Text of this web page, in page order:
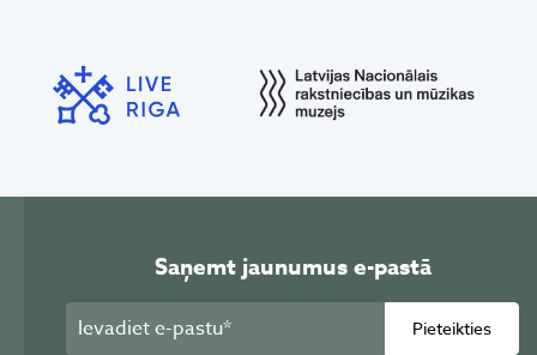
Saņemt jaunumus e-pastā
Pieteikties